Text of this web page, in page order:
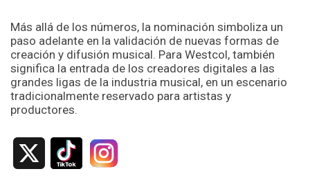
Más allá de los números, la nominación simboliza un
paso adelante en la validación de nuevas formas de
creación y difusión musical. Para Westcol, también
significa la entrada de los creadores digitales a las
grandes ligas de la industria musical, en un escenario
tradicionalmente reservado para artistas y
productores.